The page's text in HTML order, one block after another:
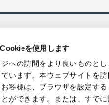
を使用します
への訪問をより良いものと
います。本ウェブサイトを
客様は、ブラウザを設定す
ができます。または、すで
即日全国発送、バルク/ロット販売・